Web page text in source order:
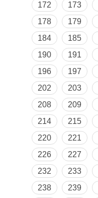
172
173
178
179
184
185
190
191
196
197
202
203
208
209
214
215
220
221
226
227
232
233
238
239